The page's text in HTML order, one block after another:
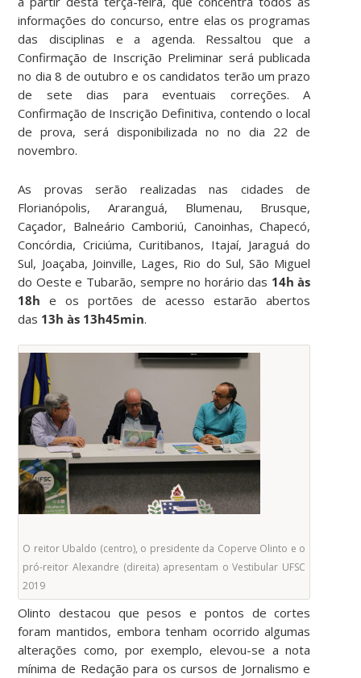
informações do concurso, entre elas os programas
das disciplinas e a agenda. Ressaltou que a
Confirmação de Inscrição Preliminar será publicada
no dia 8 de outubro e os candidatos terão um prazo
de sete dias para eventuais correções. A
Confirmação de Inscrição Definitiva, contendo o local
de prova, será disponibilizada no no dia 22 de
novembro.
As provas serão realizadas nas cidades de
Florianópolis, Araranguá, Blumenau, Brusque,
Caçador, Balneário Camboriú, Canoinhas, Chapecó,
Concórdia, Criciúma, Curitibanos, Itajaí, Jaraguá do
Sul, Joaçaba, Joinville, Lages, Rio do Sul, São Miguel
do Oeste e Tubarão, sempre no horário das 14h às
18h e os portões de acesso estarão abertos
das 13h às 13h45min.
O reitor Ubaldo (centro), o presidente da Coperve Olinto e o
pró-reitor Alexandre (direita) apresentam o Vestibular UFSC
2019
Olinto destacou que pesos e pontos de cortes
foram mantidos, embora tenham ocorrido algumas
alterações como, por exemplo, elevou-se a nota
mínima de Redação para os cursos de Jornalismo e